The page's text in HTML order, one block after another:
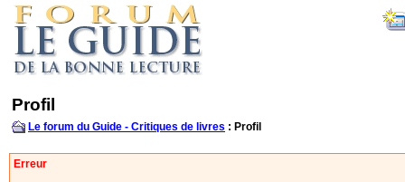
Profil
Le forum du Guide - Critiques de livres : Profil
Erreur